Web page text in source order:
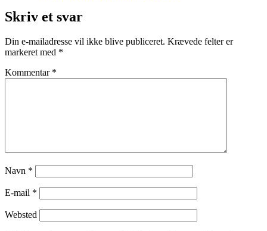
Skriv et svar
Din e-mailadresse vil ikke blive publiceret. Krævede felter er
markeret med *
Kommentar *
Navn *
E-mail *
Websted